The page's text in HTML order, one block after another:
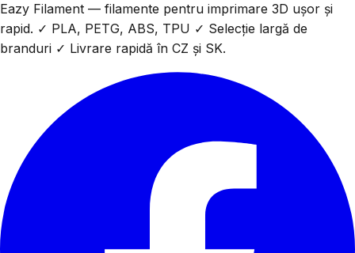
Eazy Filament — filamente pentru imprimare 3D ușor și
rapid. ✓ PLA, PETG, ABS, TPU ✓ Selecție largă de
branduri ✓ Livrare rapidă în CZ și SK.